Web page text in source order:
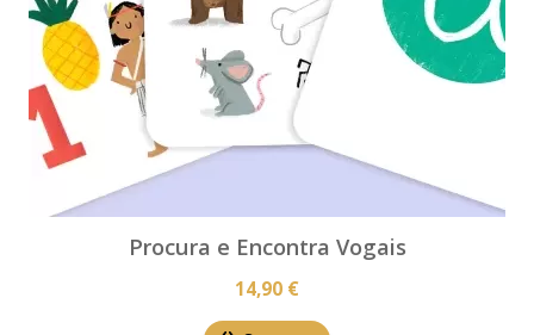
Procura e Encontra Vogais
14,90 €